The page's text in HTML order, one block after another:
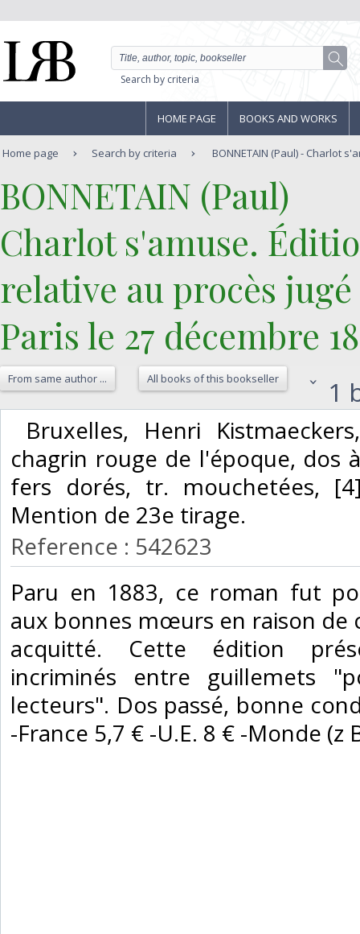
Search by criteria
HOME PAGE BOOKS AND WORKS
Home page Search by criteria BONNETAIN (Paul) - Charlot
‎BONNETAIN (Paul)‎
‎Charlot s'amuse.
relative au procès
Paris le 27 décembre
From same author ... All books of this bookseller 1
Bruxelles, Henri
chagrin rouge de l'époque, dos
fers dorés, tr. mouchetées,
Mention de 23e tirage. ‎
Reference : 542623
‎Paru en 1883, ce roman fut
aux bonnes mœurs en raison de
acquitté. Cette édition
incriminés entre guillemets
lecteurs". Dos passé, bonne
-France 5,7 € -U.E. 8 € -Monde (z